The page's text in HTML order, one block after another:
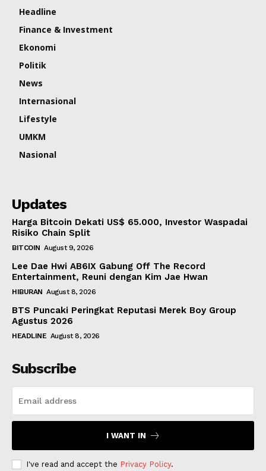
Headline
Finance & Investment
Ekonomi
Politik
News
Internasional
Lifestyle
UMKM
Nasional
Updates
Harga Bitcoin Dekati US$ 65.000, Investor Waspadai
Risiko Chain Split
BITCOIN August 9, 2026
Lee Dae Hwi AB6IX Gabung Off The Record
Entertainment, Reuni dengan Kim Jae Hwan
HIBURAN August 8, 2026
BTS Puncaki Peringkat Reputasi Merek Boy Group
Agustus 2026
HEADLINE August 8, 2026
Subscribe
I WANT IN
I've read and accept the Privacy Policy.